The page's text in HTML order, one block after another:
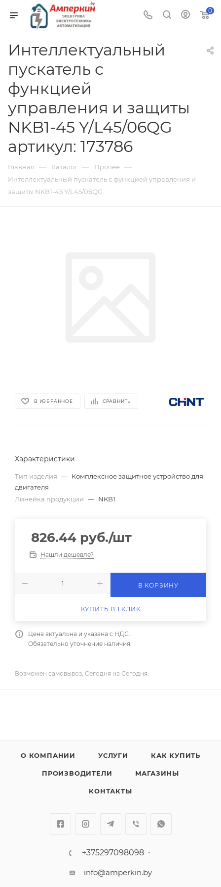
0
Интеллектуальный
пускатель с
функцией
управления и защиты
NKB1-45 Y/L45/06QG
артикул: 173786
Главная — Каталог — Прочее —
Интеллектуальный пускатель с функцией управления и
защиты NKB1-45 Y/L45/06QG
В ИЗБРАННОЕ СРАВНИТЬ
Характеристики
Тип изделия — Комплексное защитное устройство для
двигателя
Линейка продукции — NKB1
826.44 руб./шт
Нашли дешевле?
В КОРЗИНУ
КУПИТЬ В 1 КЛИК
Цена актуальна и указана с НДС.
Обязательно уточнение наличия.
Возможен самовывоз, Сегодня на Сегодня.
О КОМПАНИИ УСЛУГИ КАК КУПИТЬ
ПРОИЗВОДИТЕЛИ МАГАЗИНЫ
КОНТАКТЫ
+375297098098
info@amperkin.by